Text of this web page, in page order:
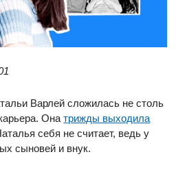
Варлей сложилась не столь
Онатрижды выходила
себя не считает, ведь у
сыновей и внук.